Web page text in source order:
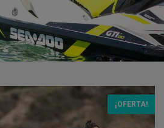
¡OFERTA!